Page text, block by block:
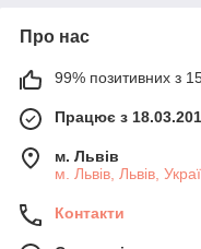
Про нас
99% позитивних з
Працює з
м. Львів
м. Львів, Львів,
Контакти